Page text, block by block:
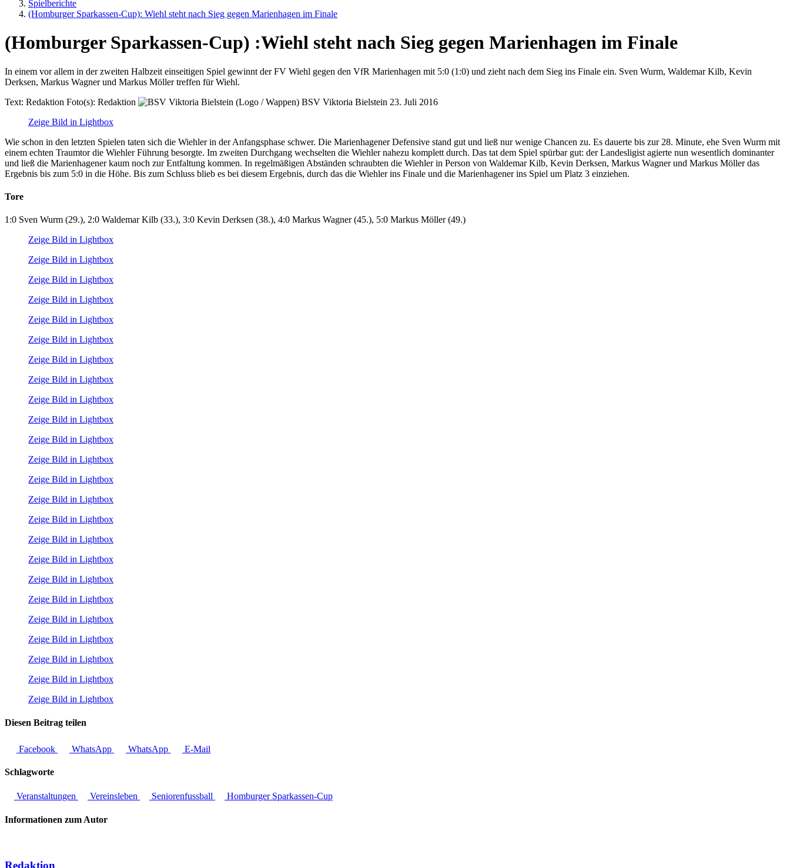
Spielberichte
(Homburger Sparkassen-Cup): Wiehl steht nach Sieg gegen Marienhagen im Finale
(Homburger Sparkassen-Cup) :Wiehl steht nach Sieg gegen Marienhagen im Finale
In einem vor allem in der zweiten Halbzeit einseitigen Spiel gewinnt der FV Wiehl gegen den VfR Marienhagen mit 5:0 (1:0) und zieht nach dem Sieg ins Finale ein. Sven Wurm, Waldemar Kilb, Kevin
Derksen, Markus Wagner und Markus Möller treffen für Wiehl.
Text: Redaktion Foto(s): Redaktion BSV Viktoria Bielstein 23. Juli 2016
Zeige Bild in Lightbox
Wie schon in den letzten Spielen taten sich die Wiehler in der Anfangsphase schwer. Die Marienhagener Defensive stand gut und ließ nur wenige Chancen zu. Es dauerte bis zur 28. Minute, ehe Sven Wurm mit
einem echten Traumtor die Wiehler Führung besorgte. Im zweiten Durchgang wechselten die Wiehler nahezu komplett durch. Das tat dem Spiel spürbar gut: der Landesligist agierte nun wesentlich dominanter
und ließ die Marienhagener kaum noch zur Entfaltung kommen. In regelmäßigen Abständen schraubten die Wiehler in Person von Waldemar Kilb, Kevin Derksen, Markus Wagner und Markus Möller das
Ergebnis bis zum 5:0 in die Höhe. Bis zum Schluss blieb es bei diesem Ergebnis, durch das die Wiehler ins Finale und die Marienhagener ins Spiel um Platz 3 einziehen.
Tore
1:0 Sven Wurm (29.), 2:0 Waldemar Kilb (33.), 3:0 Kevin Derksen (38.), 4:0 Markus Wagner (45.), 5:0 Markus Möller (49.)
Zeige Bild in Lightbox
Zeige Bild in Lightbox
Zeige Bild in Lightbox
Zeige Bild in Lightbox
Zeige Bild in Lightbox
Zeige Bild in Lightbox
Zeige Bild in Lightbox
Zeige Bild in Lightbox
Zeige Bild in Lightbox
Zeige Bild in Lightbox
Zeige Bild in Lightbox
Zeige Bild in Lightbox
Zeige Bild in Lightbox
Zeige Bild in Lightbox
Zeige Bild in Lightbox
Zeige Bild in Lightbox
Zeige Bild in Lightbox
Zeige Bild in Lightbox
Zeige Bild in Lightbox
Zeige Bild in Lightbox
Zeige Bild in Lightbox
Zeige Bild in Lightbox
Zeige Bild in Lightbox
Zeige Bild in Lightbox
Diesen Beitrag teilen
Facebook WhatsApp WhatsApp E-Mail
Schlagworte
Veranstaltungen Vereinsleben Seniorenfussball Homburger Sparkassen-Cup
Informationen zum Autor
Redaktion